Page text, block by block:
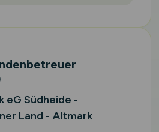
eG Südheide -
Land - Altmark